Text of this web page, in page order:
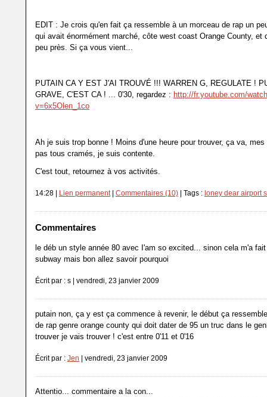
EDIT : Je crois qu'en fait ça ressemble à un morceau de rap un
qui avait énormément marché, côte west coast Orange County, et
peu près. Si ça vous vient...
PUTAIN CA Y EST J'AI TROUVÉ !!! WARREN G, REGULATE !
GRAVE, C'EST CA ! ... 0'30, regardez : http://fr.youtube.com/
v=6x5Olen_1co
Ah je suis trop bonne ! Moins d'une heure pour trouver, ça va, mes
pas tous cramés, je suis contente.
C'est tout, retournez à vos activités.
14:28 | Lien permanent| Commentaires (10) | Tags : loney dear airport
Commentaires
le déb un style année 80 avec I'am so excited... sinon cela m'a
subway mais bon allez savoir pourquoi
Écrit par : s | vendredi, 23 janvier 2009
putain non, ça y est ça commence à revenir, le début ça
de rap genre orange county qui doit dater de 95 un truc dans le
trouver je vais trouver ! c'est entre 0'11 et 0'16
Écrit par : Jen | vendredi, 23 janvier 2009
Attentio... commentaire a la con...